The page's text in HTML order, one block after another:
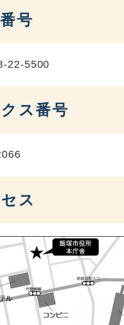
号
22-5500
ス番号
ス